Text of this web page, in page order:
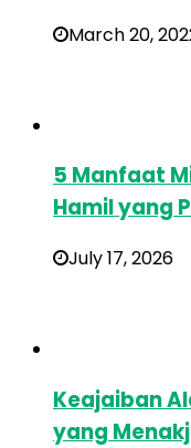
March 20,
5 Manfaat
Hamil yang
July 17, 2026
Keajaiban
yang